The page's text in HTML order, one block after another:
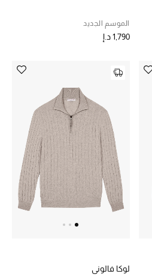
الموسم الجديد
1,790 د.إ
لوكا فالوني